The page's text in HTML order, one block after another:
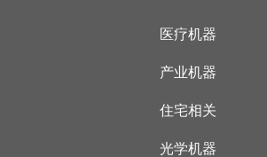
医疗机器
产业机器
住宅相关
光学机器